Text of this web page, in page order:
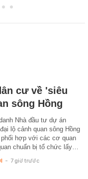
cư về 'siêu
sông Hồng
danh Nhà đầu tư dự án
lộ cảnh quan sông Hồng
phối hợp với các cơ quan
chuẩn bị tổ chức lấy…
- 7 giờ trước